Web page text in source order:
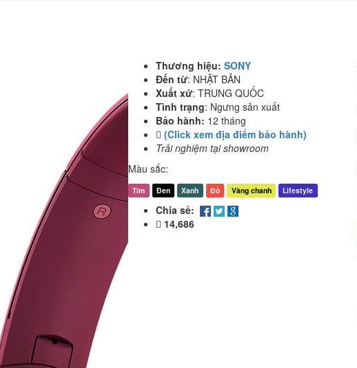
Thương hiệu: SONY
Đến từ: NHẬT BẢN
Xuất xứ: TRUNG QUỐC
Tình trạng: Ngưng sản xuất
Bảo hành: 12 tháng
(Click xem địa điểm bảo hành)
Trải nghiệm tại showroom
Màu sắc:
Tím Đen Xanh Đỏ Vàng chanh Lifestyle
Chia sẻ:
14,686